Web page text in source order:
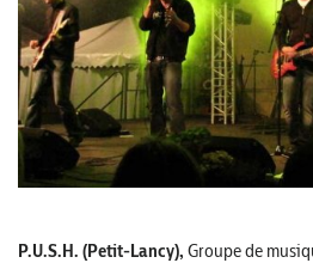
P.U.S.H. (Petit-Lancy), Groupe de